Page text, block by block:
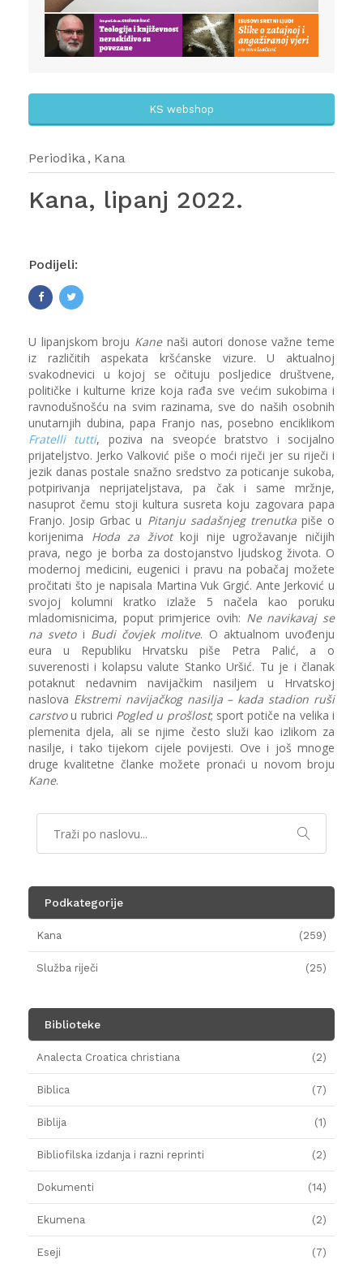
KS webshop
Periodika Kana
Kana, lipanj 2022.
Podijeli:
U lipanjskom broju Kanenaši autori donose važne teme
iz različitih aspekata kršćanske vizure. U aktualnoj
svakodnevici u kojoj se očituju posljedice društvene,
političke i kulturne krize koja rađa sve većim sukobima i
ravnodušnošću na svim razinama, sve do naših osobnih
unutarnjih dubina, papa Franjo nas, posebno enciklikom
Fratelli tutti, poziva na sveopće bratstvo i socijalno
prijateljstvo. Jerko Valković piše o moći riječi jer su riječi i
jezik danas postale snažno sredstvo za poticanje sukoba,
potpirivanja neprijateljstava, pa čak i same mržnje,
nasuprot čemu stoji kultura susreta koju zagovara papa
Franjo. Josip Grbac u Pitanju sadašnjeg trenutkapiše o
korijenima Hoda za životkoji nije ugrožavanje ničijih
prava, nego je borba za dostojanstvo ljudskog života. O
modernoj medicini, eugenici i pravu na pobačaj možete
pročitati što je napisala Martina Vuk Grgić. Ante Jerković u
svojoj kolumni kratko izlaže 5 načela kao poruku
mladomisnicima, poput primjerice ovih: Ne navikavaj se
na svetoi Budi čovjek molitve. O aktualnom uvođenju
eura u Republiku Hrvatsku piše Petra Palić, a o
suverenosti i kolapsu valute Stanko Uršić. Tu je i članak
potaknut nedavnim navijačkim nasiljem u Hrvatskoj
naslova Ekstremi navijačkog nasilja – kada stadion ruši
carstvou rubrici Pogled u prošlost; sport potiče na velika i
plemenita djela, ali se njime često služi kao izlikom za
nasilje, i tako tijekom cijele povijesti. Ove i još mnoge
druge kvalitetne članke možete pronaći u novom broju
Kane.
Podkategorije
Kana (259)
Služba riječi (25)
Biblioteke
Analecta Croatica christiana (2)
Biblica (7)
Biblija (1)
Bibliofilska izdanja i razni reprinti (2)
Dokumenti (14)
Ekumena (2)
Eseji (7)